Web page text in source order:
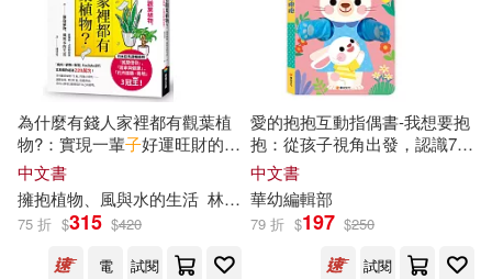
成田名璃子(2)
擁抱植物、風與水的生活(2)
日峰(2) 明橋大二(2)
昭文社(2)
Digital Entertainmen(1)
POPO原創(1) Universal(1)
bookland(1) ilogos(1)
warner music(1)
為什麼有錢人家裡都有觀葉植
物?：實現一輩子好運旺財的觀
葉植物，打造旺財綠角落!
中文書
擁抱植物、風與水的生活 林慧雯
75 折 $315 $420
電
試閱
愛的抱抱互動指偶書-我想要抱
抱：從孩子視角出發，認識7種
心情
中文書
華幼編輯部
79 折 $197 $250
試閱